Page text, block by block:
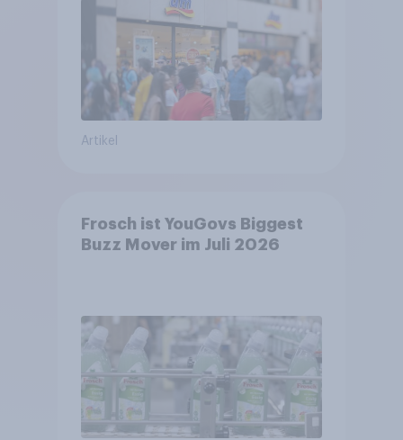
Artikel
Frosch ist YouGovs Biggest
Buzz Mover im Juli 2026